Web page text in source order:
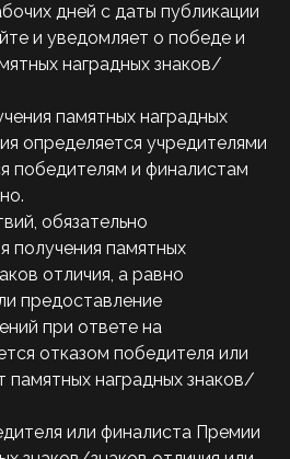
дней с даты публикации
и уведомляет о победе и
наградных знаков/
памятных наградных
определяется учредителями
победителям и финалистам
обязательно
получения памятных
отличия, а равно
предоставление
при ответе на
отказом победителя или
наградных знаков/
или финалиста Премии